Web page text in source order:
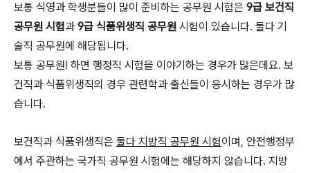
보통 식영과 학생분들이 많이 준비하는 공무원 시험은 9급 보건직
공무원 시험과 9급 식품위생직 공무원 시험이 있습니다. 둘다 기
술직 공무원에 해당됩니다.
보통 공무원! 하면 행정직 시험을 이야기하는 경우가 많은데요. 보
건직과 식품위생직의 경우 관련학과 출신들이 응시하는 경우가 많
습니다.
보건직과 식품위생직은 둘다 지방직 공무원 시험이며, 안전행정부
에서 주관하는 국가직 공무원 시험에는 해당하지 않습니다. 지방